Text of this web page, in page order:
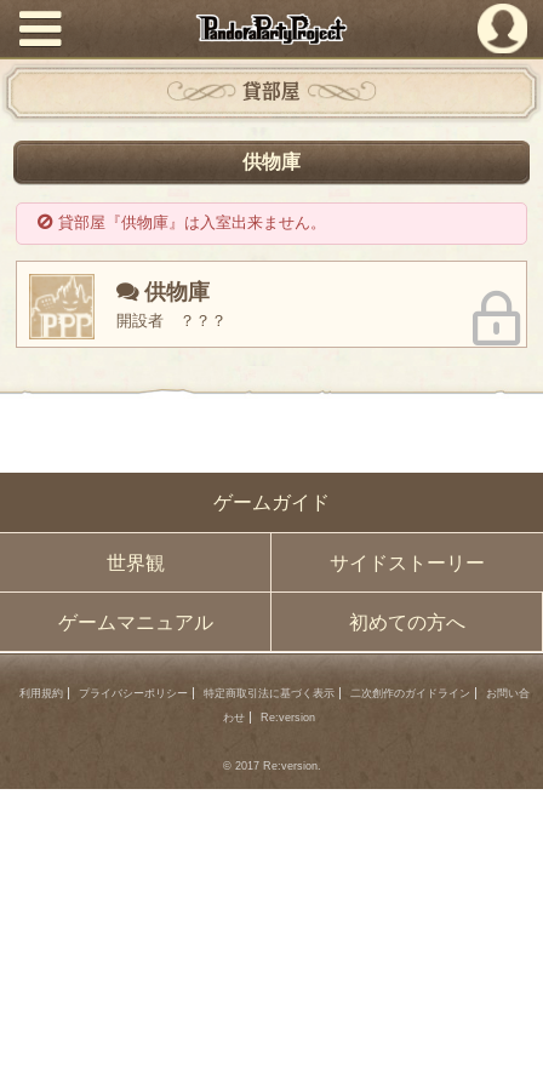
PandoraPartyProject
ゲームガイド
世界観 サイドストーリー
ゲームマニュアル 初めての方へ
貸部屋
供物庫
貸部屋『供物庫』は入室出来ません。
供物庫
開設者 ？？？
利用規約 プライバシーポリシー 特定商取引法に基づく表示 二次創作のガイドライン
お問い合
わせ
Re:version
© 2017 Re:version.